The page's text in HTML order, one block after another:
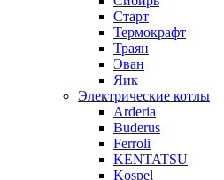
Старт
Термокрафт
Траян
Эван
Яик
Электрические котлы
Arderia
Buderus
Ferroli
KENTATSU
Kospel